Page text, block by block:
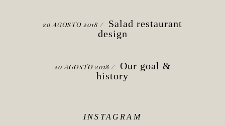
20 AGOSTO 2018
Salad restaurant
design
20 AGOSTO 2018
Our goal &
history
INSTAGRAM